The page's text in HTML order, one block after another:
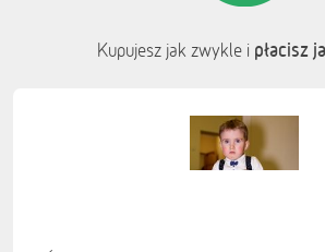
Kupujesz jak zwykle i płacisz